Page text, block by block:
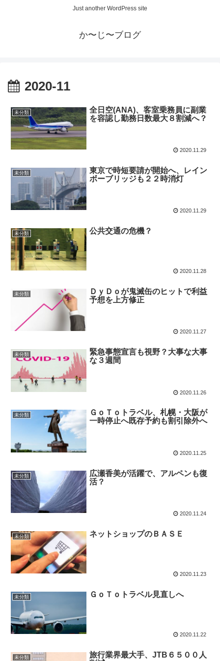
Just another WordPress site
か〜じ〜ブログ
2020-11
未分類
全日空(ANA)、客室乗務員に副業
を容認し勤務日数最大８割減へ？
2020.11.29
未分類
東京で時短要請が開始へ、レイン
ボーブリッジも２２時消灯
2020.11.29
未分類 公共交通の危機？
2020.11.28
未分類
ＤｙＤｏが鬼滅缶のヒットで利益
予想を上方修正
2020.11.27
未分類
緊急事態宣言も視野？大事な大事
な３週間
2020.11.26
未分類
ＧｏＴｏトラベル、札幌・大阪が
一時停止へ既存予約も割引除外へ
2020.11.25
未分類
広瀬香美が活躍で、アルペンも復
活？
2020.11.24
未分類 ネットショップのＢＡＳＥ
2020.11.23
未分類 ＧｏＴｏトラベル見直しへ
2020.11.22
未分類
旅行業界最大手、JTB６５００人